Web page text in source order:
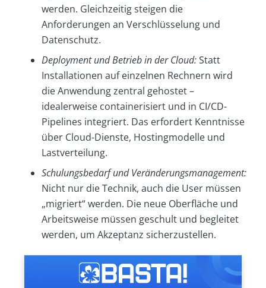
werden. Gleichzeitig steigen die
Anforderungen an Verschlüsselung und
Datenschutz.
Deployment und Betrieb in der Cloud:Statt
Installationen auf einzelnen Rechnern wird
die Anwendung zentral gehostet –
idealerweise containerisiert und in CI/CD-
Pipelines integriert. Das erfordert Kenntnisse
über Cloud-Dienste, Hostingmodelle und
Lastverteilung.
Schulungsbedarf und Veränderungsmanagement:
Nicht nur die Technik, auch die User müssen
„migriert“ werden. Die neue Oberfläche und
Arbeitsweise müssen geschult und begleitet
werden, um Akzeptanz sicherzustellen.